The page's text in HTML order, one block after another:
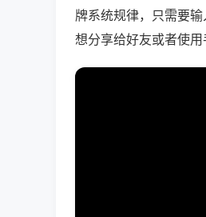
牌系统规律，只需要
想分享给好友或者使用